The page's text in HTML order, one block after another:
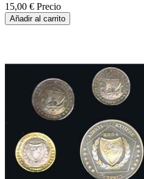
15,00 € Precio
Añadir al carrito